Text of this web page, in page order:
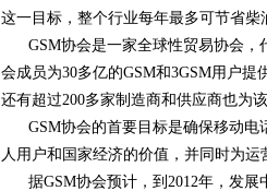
这一目标，整个行业每年最多可节省柴
GSM协会是一家全球性贸易协会，
会成员为30多亿的GSM和3GSM用户提
还有超过200多家制造商和供应商也为
GSM协会的首要目标是确保移动
人用户和国家经济的价值，并同时为运
据GSM协会预计，到2012年，发